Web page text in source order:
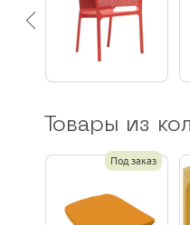
Товары из
Под заказ